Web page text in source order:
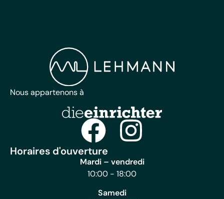
Nous appartenons à
Horaires d'ouverture
Mardi – vendredi
10:00 - 18:00
Samedi